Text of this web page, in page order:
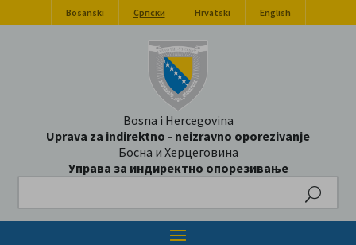
Bosanski Српски Hrvatski English
Bosna i Hercegovina
Uprava za indirektno - neizravno oporezivanje
Босна и Херцеговина
Управа за индиректно опорезивање